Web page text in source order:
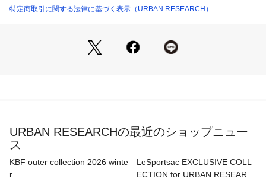
ンプルなショールカラーですが、後にたっぷりのギャザーが入
せづらいアイテムですが、こちらのコートは裾にかけてタイト
なシルエットにしているのできれいなマーメイドラインが出て
※商品の特性上、縫い目部分からダウンやフェザー、中綿など
の詰め物が出ることがありますので、ご注意ください。
※雨や雪に濡れたときは、濡れたまま長時間放置すると臭いの
出ることがありますので早めに十分乾燥させてください。
YO912060-UL97 （ショップ）
特定商取引に関する法律に基づく表示（URBAN RESEARCH）
URBAN RESEARCHの最近のショップニュー
ス
KBF outer collection 2026 winte
r
LeSportsac EXCLUSIVE COLL
ECTION for URBAN RESEARC